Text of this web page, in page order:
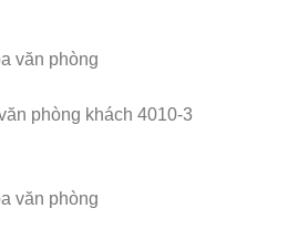
phòng khách 4010-3